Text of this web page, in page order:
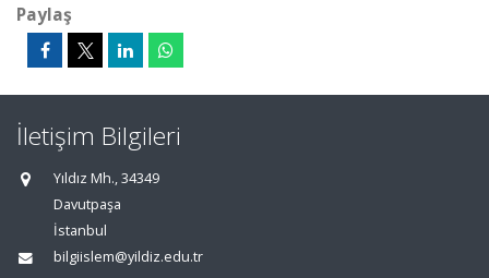
Paylaş
İletişim Bilgileri
Yıldız Mh., 34349
Davutpaşa
İstanbul
bilgiislem@yildiz.edu.tr